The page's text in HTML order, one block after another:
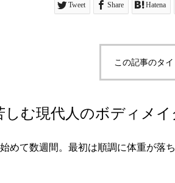
Tweet Share Hatena
この記事のタ
しむ現代人のボディメイ
めて数週間。最初は順調に体重が落